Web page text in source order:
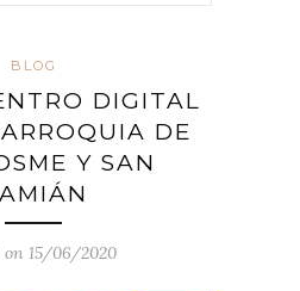
BLOG
DIGITAL
DE
Y SAN
on 15/06/2020